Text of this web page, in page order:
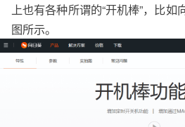
上也有各种所谓的“开机棒”，比
图所示。